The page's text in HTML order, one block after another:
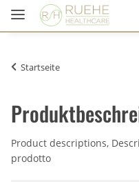
Startseite
Product descriptions,
prodotto